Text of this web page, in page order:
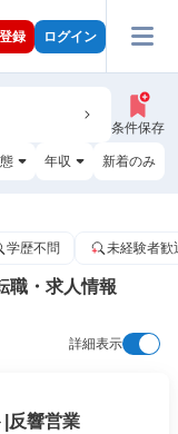
録 ログイン
条件保存
年収 新着のみ
学歴不問 未経験者歓
職・求人情報
詳細表示
反響営業